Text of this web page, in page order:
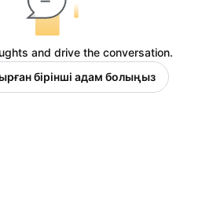
and drive the conversation.
бірінші адам болыңыз